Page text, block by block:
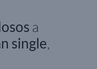
a
single,